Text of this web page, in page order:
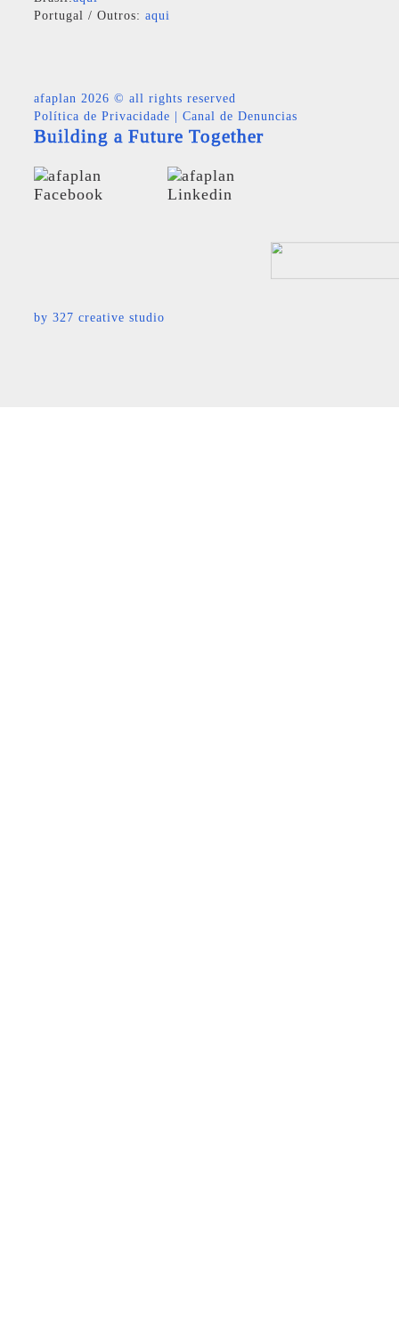
Portugal / Outros: aqui
afaplan 2026 © all rights reserved
Política de Privacidade
Canal de Denuncias
Building a Future Together
by 327 creative studio